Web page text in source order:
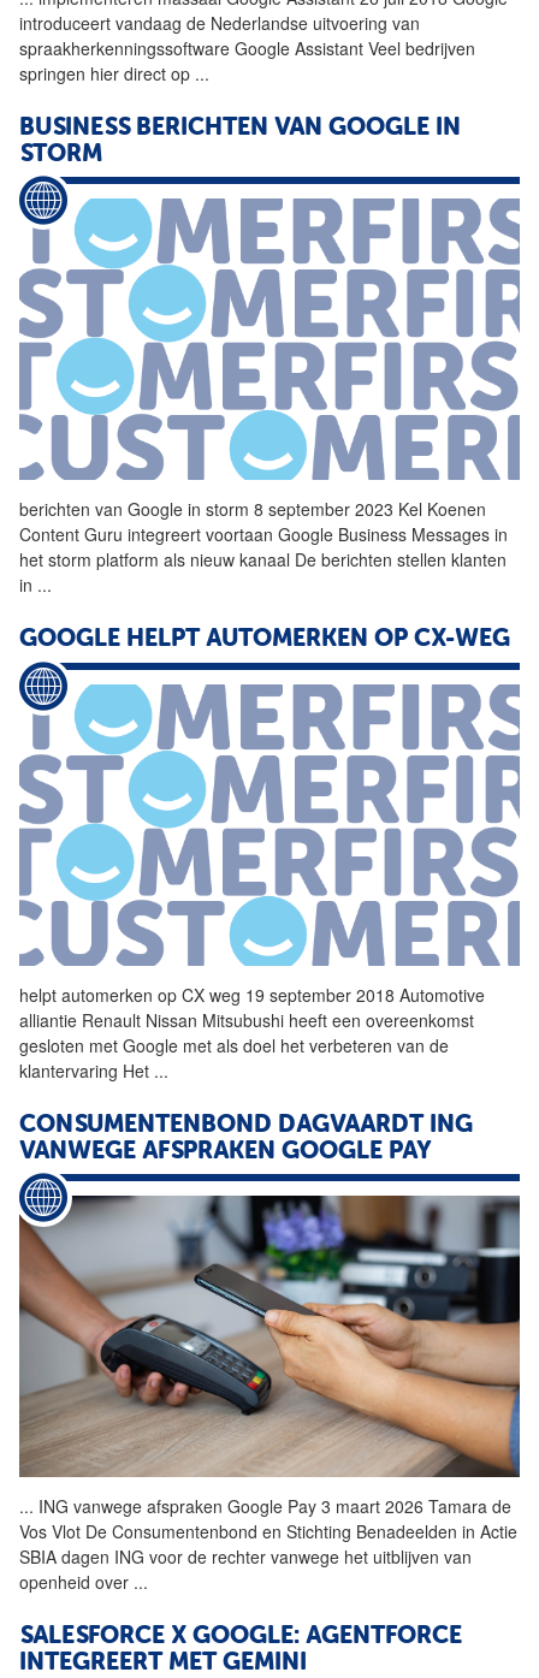
introduceert vandaag de Nederlandse uitvoering van
spraakherkenningssoftware Google Assistant Veel bedrijven
springen hier direct op ...
BUSINESS BERICHTEN VAN GOOGLE IN
STORM
berichten van Google in storm 8 september 2023 Kel Koenen
Content Guru integreert voortaan Google Business Messages in
het storm platform als nieuw kanaal De berichten stellen klanten
in ...
GOOGLE HELPT AUTOMERKEN OP CX-WEG
helpt automerken op CX weg 19 september 2018 Automotive
alliantie Renault Nissan Mitsubushi heeft een overeenkomst
gesloten met Google met als doel het verbeteren van de
klantervaring Het ...
CONSUMENTENBOND DAGVAARDT ING
VANWEGE AFSPRAKEN GOOGLE PAY
... ING vanwege afspraken Google Pay 3 maart 2026 Tamara de
Vos Vlot De Consumentenbond en Stichting Benadeelden in Actie
SBIA dagen ING voor de rechter vanwege het uitblijven van
openheid over ...
SALESFORCE X GOOGLE: AGENTFORCE
INTEGREERT MET GEMINI